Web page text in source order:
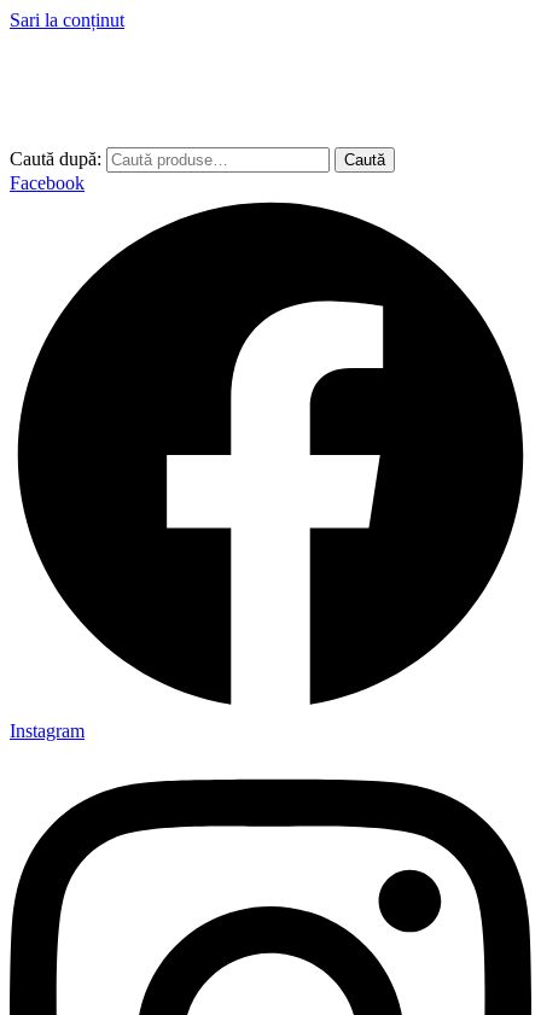
Sari la conținut
Caută după: Caută
Facebook
Instagram